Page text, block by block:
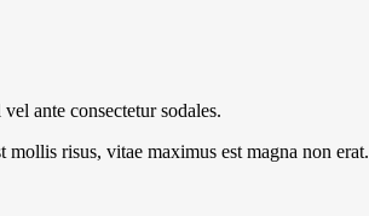
ante consectetur sodales.
risus, vitae maximus est magna non erat.